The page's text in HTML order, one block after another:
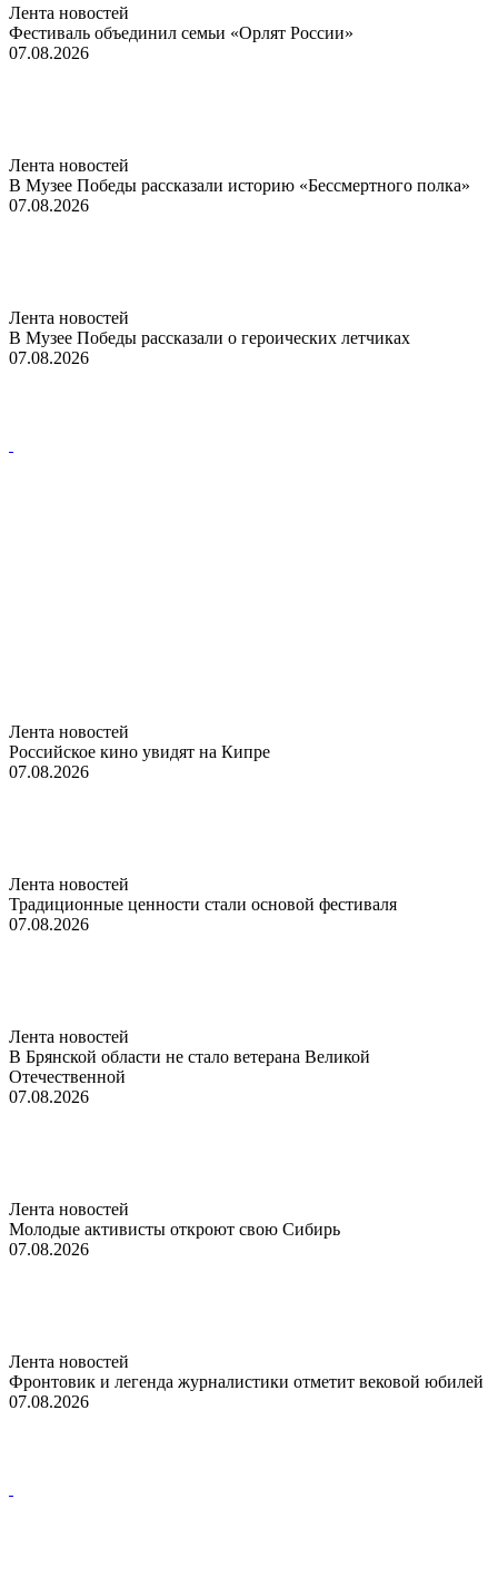
Лента новостей
Фестиваль объединил семьи «Орлят России»
07.08.2026
Лента новостей
В Музее Победы рассказали историю «Бессмертного полка»
07.08.2026
Лента новостей
В Музее Победы рассказали о героических летчиках
07.08.2026
Лента новостей
Российское кино увидят на Кипре
07.08.2026
Лента новостей
Традиционные ценности стали основой фестиваля
07.08.2026
Лента новостей
В Брянской области не стало ветерана Великой
Отечественной
07.08.2026
Лента новостей
Молодые активисты откроют свою Сибирь
07.08.2026
Лента новостей
Фронтовик и легенда журналистики отметит вековой юбилей
07.08.2026